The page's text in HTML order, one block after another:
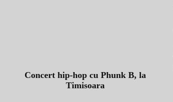
Concert hip-hop cu Phunk B, la
Timisoara